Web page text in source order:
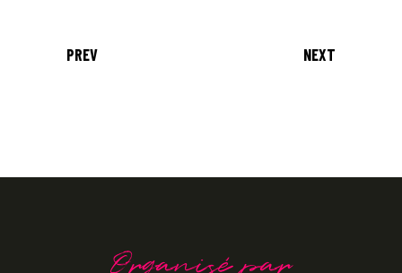
PREV NEXT